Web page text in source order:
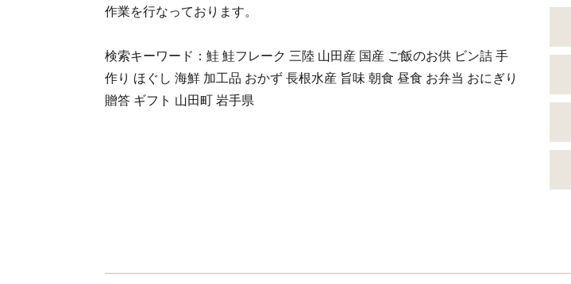
作業を行なっております。
検索キーワード：鮭 鮭フレーク 三陸 山田産 国産 ご飯のお供 ビン詰 手
作り ほぐし 海鮮 加工品 おかず 長根水産 旨味 朝食 昼食 お弁当 おにぎり
贈答 ギフト 山田町 岩手県